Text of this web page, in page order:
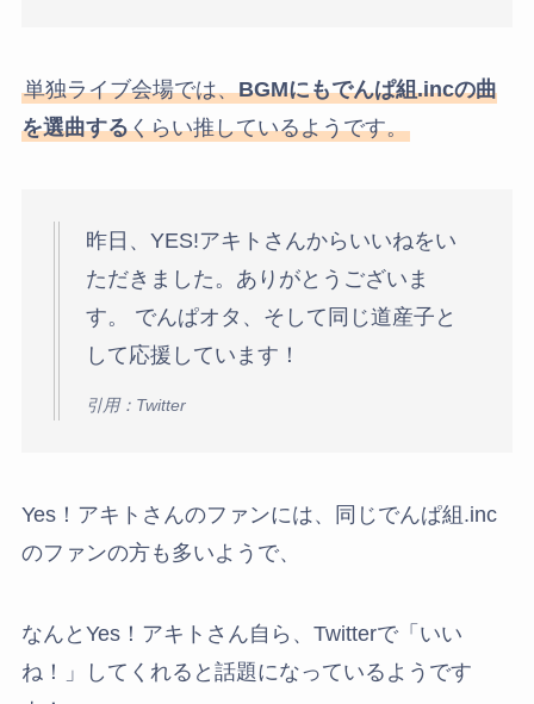
単独ライブ会場では、BGMにもでんぱ組.incの曲
を選曲するくらい推しているようです。
昨日、YES!アキトさんからいいねをい
ただきました。ありがとうございま
す。 でんぱオタ、そして同じ道産子と
して応援しています！
引用：Twitter
Yes！アキトさんのファンには、同じでんぱ組.inc
のファンの方も多いようで、
なんとYes！アキトさん自ら、Twitterで「いい
ね！」してくれると話題になっているようです